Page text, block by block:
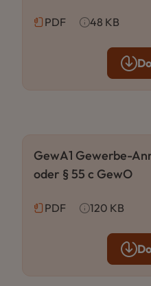
PDF 48 KB
GewA1 Gewerbe-
oder § 55 c GewO
PDF 120 KB